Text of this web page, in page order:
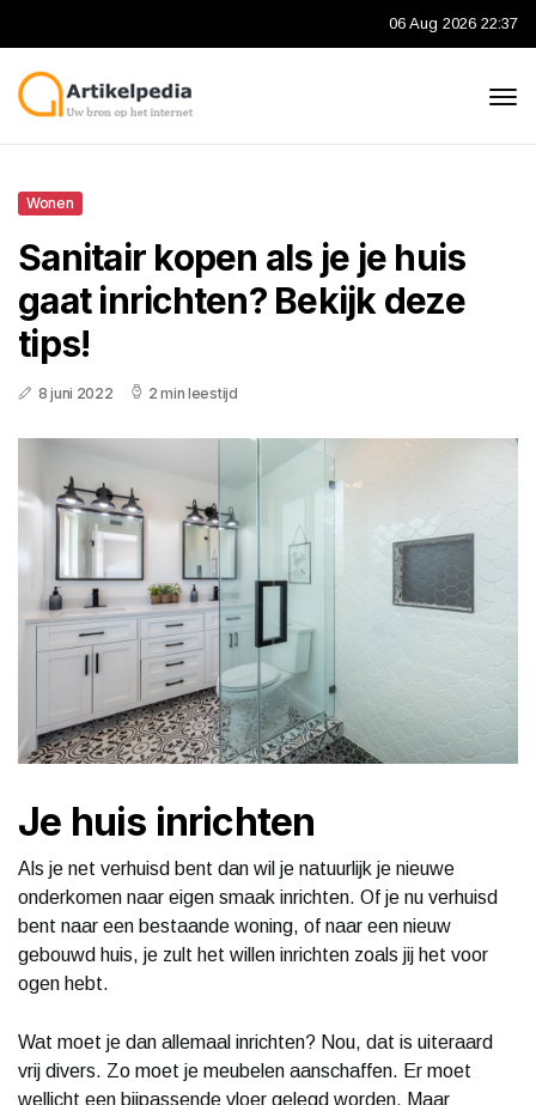
06 Aug 2026 22:37
Wonen
Sanitair kopen als je je huis
gaat inrichten? Bekijk deze
tips!
8 juni 2022 2 min leestijd
Je huis inrichten
Als je net verhuisd bent dan wil je natuurlijk je nieuwe
onderkomen naar eigen smaak inrichten. Of je nu verhuisd
bent naar een bestaande woning, of naar een nieuw
gebouwd huis, je zult het willen inrichten zoals jij het voor
ogen hebt.
Wat moet je dan allemaal inrichten? Nou, dat is uiteraard
vrij divers. Zo moet je meubelen aanschaffen. Er moet
wellicht een bijpassende vloer gelegd worden. Maar